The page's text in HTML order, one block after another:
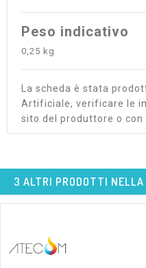
Peso indicativo
0,25 kg
La scheda è stata
Artificiale, verificare le
sito del produttore o
3 ALTRI PRODOTTI